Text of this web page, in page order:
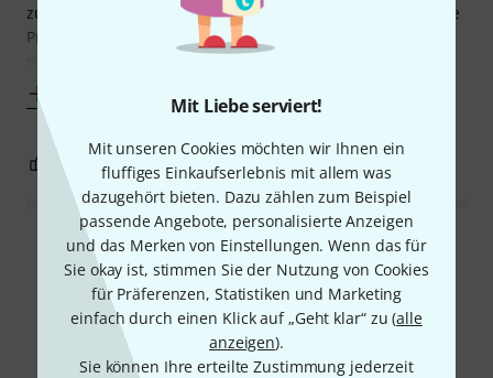
Mit Liebe serviert!
Mit unseren Cookies möchten wir Ihnen ein
fluffiges Einkaufserlebnis mit allem was
dazugehört bieten. Dazu zählen zum Beispiel
passende Angebote, personalisierte Anzeigen
und das Merken von Einstellungen. Wenn das für
Sie okay ist, stimmen Sie der Nutzung von Cookies
für Präferenzen, Statistiken und Marketing
einfach durch einen Klick auf „Geht klar“ zu (alle
anzeigen).
Sie können Ihre erteilte Zustimmung jederzeit
zuschlagen. Funktioniert auch mit Ableton Live 12 Lite ohne
Probleme. Download- und Installationsanleitung kommen
per Mail und sind einfach
0 0 BEWERTUNG MELDEN
Alle Bewertungen lesen
Schon gewusst?